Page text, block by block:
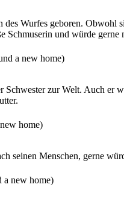
des Wurfes geboren. Obwohl
Schmuserin und würde gerne
a new home)
Schwester zur Welt. Auch er
home)
seinen Menschen, gerne
a new home)